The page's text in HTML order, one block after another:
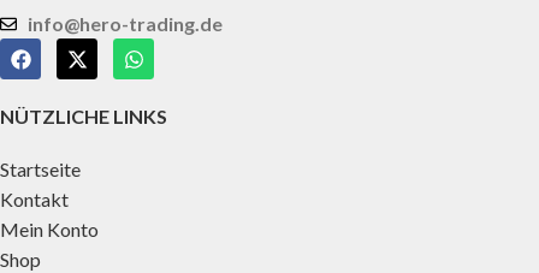
info@hero-trading.de
NÜTZLICHE LINKS
Startseite
Kontakt
Mein Konto
Shop